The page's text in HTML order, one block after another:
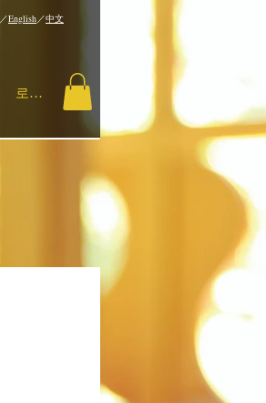
／English／中文
로그인